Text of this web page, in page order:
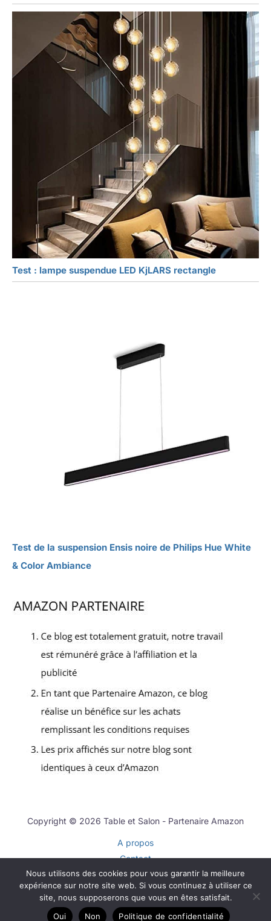
Test : lampe suspendue LED KjLARS rectangle
Test de la suspension Ensis noire de Philips Hue White
& Color Ambiance
Copyright © 2026 Table et Salon - Partenaire Amazon
A propos
Contact
Plan du site
Mentions légales
Politique de confidentialité
Nous utilisons des cookies pour vous garantir la meilleure
expérience sur notre site web. Si vous continuez à utiliser ce
site, nous supposerons que vous en êtes satisfait.
Oui
Non Politique de confidentialité